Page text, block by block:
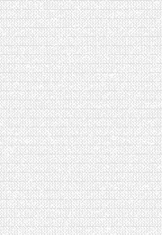
#67 : L’AVIS
VIE DES
&
ET